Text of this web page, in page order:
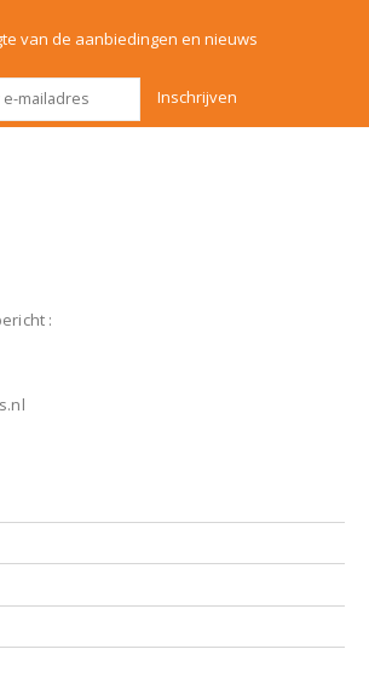
van de aanbiedingen en nieuws
: